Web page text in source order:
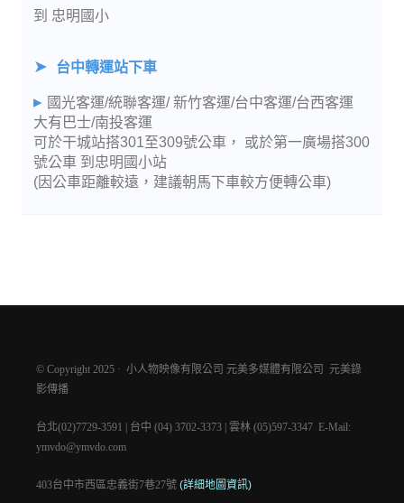
到 忠明國小
台中轉運站下車
國光客運/統聯客運/ 新竹客運/台中客運/台西客運
大有巴士/南投客運
可於干城站搭301至309號公車， 或於第一廣場搭300
號公車 到忠明國小站
(因公車距離較遠，建議朝馬下車較方便轉公車)
© Copyright 2025 · 小人物映像有限公司 元美多媒體有限公司 元美錄
影傳播
台北(02)7729-3591 | 台中 (04) 3702-3373 | 雲林 (05)597-3347 E-Mail:
ymvdo@ymvdo.com
403台中市西區忠義街7巷27號 (詳細地圖資訊)